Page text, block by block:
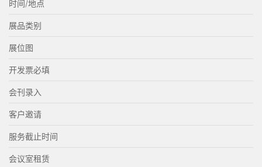
时间/地点
展品类别
展位图
开发票必填
会刊录入
客户邀请
服务截止时间
会议室租赁